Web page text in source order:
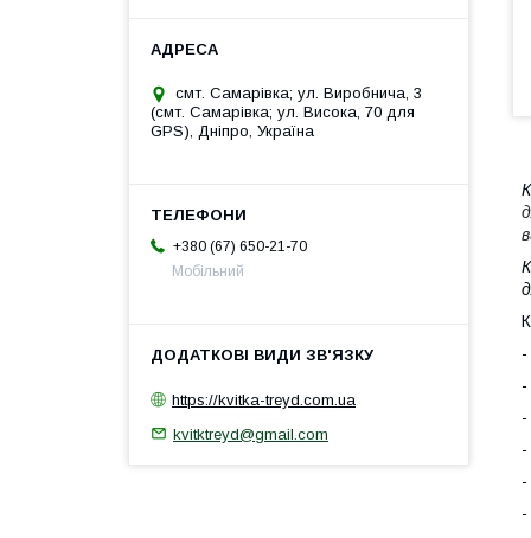
-
-
-
-
-
смт. Самарівка; ул. Виробнича, 3
(смт. Самарівка; ул. Висока, 70 для
GPS), Дніпро, Україна
+380 (67) 650-21-70
Мобільний
https://kvitka-treyd.com.ua
kvitktreyd@gmail.com